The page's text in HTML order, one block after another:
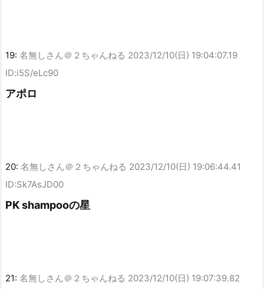
19: 名無しさん＠２ちゃんねる 2023/12/10(日) 19:04:07.19
ID:i5S/eLc90
アポロ
20: 名無しさん＠２ちゃんねる 2023/12/10(日) 19:06:44.41
ID:Sk7AsJD00
PK shampooの星
21: 名無しさん＠２ちゃんねる 2023/12/10(日) 19:07:39.82